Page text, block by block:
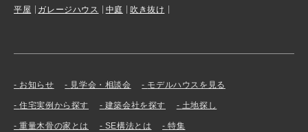
平屋 ガレージハウス 中庭 吹き抜け
お知らせ 見学会・相談会 モデルハウスを見る
住宅実例から探す 建築会社を探す 土地探し
重量木骨の家とは SE構法とは 特集